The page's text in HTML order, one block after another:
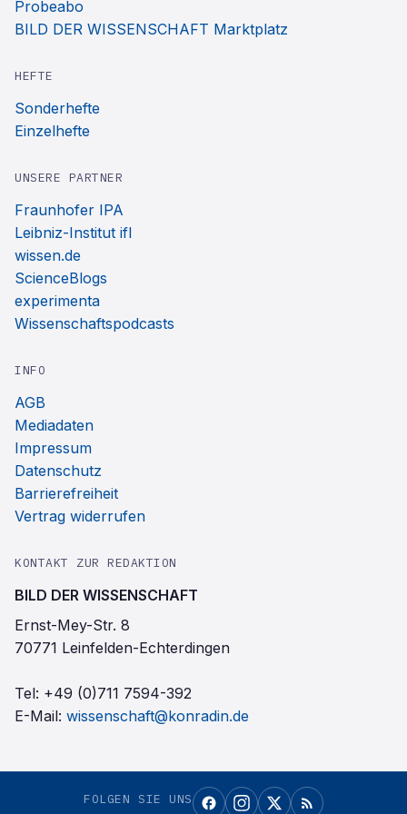
Probeabo
BILD DER WISSENSCHAFT Marktplatz
HEFTE
Sonderhefte
Einzelhefte
UNSERE PARTNER
Fraunhofer IPA
Leibniz-Institut ifl
wissen.de
ScienceBlogs
experimenta
Wissenschaftspodcasts
INFO
AGB
Mediadaten
Impressum
Datenschutz
Barrierefreiheit
Vertrag widerrufen
KONTAKT ZUR REDAKTION
BILD DER WISSENSCHAFT
Ernst-Mey-Str. 8
70771 Leinfelden-Echterdingen
Tel: +49 (0)711 7594-392
E-Mail: wissenschaft@konradin.de
FOLGEN SIE UNS